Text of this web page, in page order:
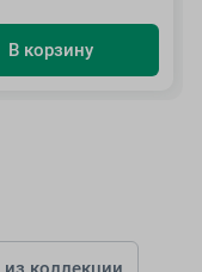
В корзину